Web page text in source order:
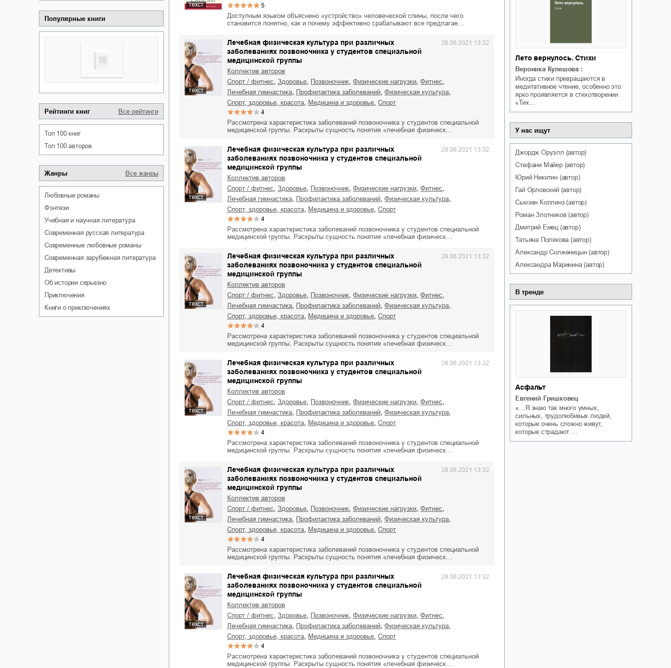
Популярные книги
Рейтинги книг Все рейтинги
Топ 100 книг
Топ 100 авторов
Жанры Все жанры
любовные романы
фэнтези
учебная и научная литература
современная русская литература
современные любовные романы
современная зарубежная литература
детективы
об истории серьезно
приключения
книги о приключениях
текст 5
Доступным языком объяснено «устройство» человеческой спины, после чего
становится понятно, как и почему эффективно срабатывают все предлагае…
текст
Лечебная физическая культура при различных
заболеваниях позвоночника у студентов специальной
медицинской группы
28.06.2021 13:32
Коллектив авторов
спорт / фитнес
здоровье позвоночник физические нагрузки фитнес
лечебная гимнастика профилактика заболеваний физическая культура
спорт, здоровье, красота медицина и здоровье спорт
4
Рассмотрена характеристика заболеваний позвоночника у студентов специальной
медицинской группы. Раскрыты сущность понятия «лечебная физическ…
текст
Лечебная физическая культура при различных
заболеваниях позвоночника у студентов специальной
медицинской группы
28.06.2021 13:32
Коллектив авторов
спорт / фитнес
здоровье позвоночник физические нагрузки фитнес
лечебная гимнастика профилактика заболеваний физическая культура
спорт, здоровье, красота медицина и здоровье спорт
4
Рассмотрена характеристика заболеваний позвоночника у студентов специальной
медицинской группы. Раскрыты сущность понятия «лечебная физическ…
текст
Лечебная физическая культура при различных
заболеваниях позвоночника у студентов специальной
медицинской группы
28.06.2021 13:32
Коллектив авторов
спорт / фитнес
здоровье позвоночник физические нагрузки фитнес
лечебная гимнастика профилактика заболеваний физическая культура
спорт, здоровье, красота медицина и здоровье спорт
4
Рассмотрена характеристика заболеваний позвоночника у студентов специальной
медицинской группы. Раскрыты сущность понятия «лечебная физическ…
текст
Лечебная физическая культура при различных
заболеваниях позвоночника у студентов специальной
медицинской группы
28.06.2021 13:32
Коллектив авторов
спорт / фитнес
здоровье позвоночник физические нагрузки фитнес
лечебная гимнастика профилактика заболеваний физическая культура
спорт, здоровье, красота медицина и здоровье спорт
4
Рассмотрена характеристика заболеваний позвоночника у студентов специальной
медицинской группы. Раскрыты сущность понятия «лечебная физическ…
текст
Лечебная физическая культура при различных
заболеваниях позвоночника у студентов специальной
медицинской группы
28.06.2021 13:32
Коллектив авторов
спорт / фитнес
здоровье позвоночник физические нагрузки фитнес
лечебная гимнастика профилактика заболеваний физическая культура
спорт, здоровье, красота медицина и здоровье спорт
4
Рассмотрена характеристика заболеваний позвоночника у студентов специальной
медицинской группы. Раскрыты сущность понятия «лечебная физическ…
текст
Лечебная физическая культура при различных
заболеваниях позвоночника у студентов специальной
медицинской группы
28.06.2021 13:32
Коллектив авторов
спорт / фитнес
здоровье позвоночник физические нагрузки фитнес
лечебная гимнастика профилактика заболеваний физическая культура
спорт, здоровье, красота медицина и здоровье спорт
4
Рассмотрена характеристика заболеваний позвоночника у студентов специальной
медицинской группы. Раскрыты сущность понятия «лечебная физическ…
Лето вернулось. Стихи
Вероника Кулешова :
Иногда стихи превращаются в
медитативное чтение, особенно это
ярко проявляется в стихотворении
«Тих…
У нас ищут
Джордж Оруэлл (автор)
Стефани Майер(автор)
Юрий Никитин(автор)
Гай Орловский(автор)
Сьюзен Коллинз(автор)
Роман Злотников(автор)
Дмитрий Емец(автор)
Татьяна Полякова (автор)
Александр Солженицын(автор)
Александра Маринина(автор)
В тренде
Асфальт
Евгений Гришковец
«…Я знаю так много умных,
сильных, трудолюбивых людей,
которые очень сложно живут,
которые страдают …